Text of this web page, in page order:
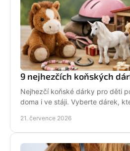
9 nejhezčích koňských
Nejhezčí koňské dárky pro děti
doma i ve stáji. Vyberte dárek,
21. července 2026